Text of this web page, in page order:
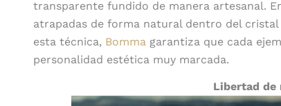
transparente fundido de manera artesanal.
atrapadas de forma natural dentro del
esta técnica, Bomma garantiza que cada
personalidad estética muy marcada.
Libertad de